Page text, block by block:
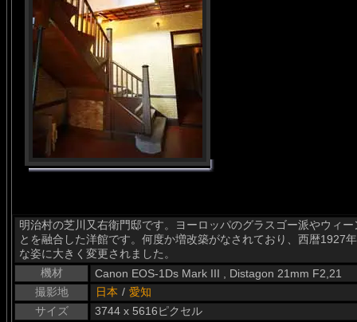
明治村の芝川又右衛門邸です。ヨーロッパのグラスゴー派やウィ
とを融合した洋館です。何度か増改築がなされており、西暦1927
な姿に大きく変更されました。
機材
Canon EOS-1Ds Mark III , Distagon 21mm F2,21
撮影地
日本 / 愛知
サイズ
3744 x 5616ピクセル